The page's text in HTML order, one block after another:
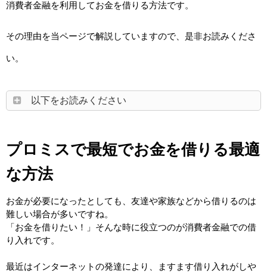
消費者金融を利用してお金を借りる方法です。
その理由を当ページで解説していますので、是非お読みくださ
い。
以下をお読みください
プロミスで最短でお金を借りる最適
な方法
お金が必要になったとしても、友達や家族などから借りるのは
難しい場合が多いですね。
「お金を借りたい！」そんな時に役立つのが消費者金融での借
り入れです。
最近はインターネットの発達により、ますます借り入れがしや